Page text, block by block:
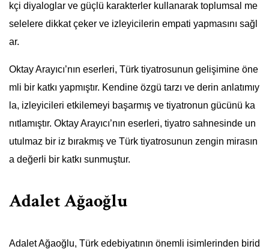
kçi diyaloglar ve güçlü karakterler kullanarak toplumsal me
selelere dikkat çeker ve izleyicilerin empati yapmasını sağl
ar.
Oktay Arayıcı’nın eserleri, Türk tiyatrosunun gelişimine öne
mli bir katkı yapmıştır. Kendine özgü tarzı ve derin anlatımıy
la, izleyicileri etkilemeyi başarmış ve tiyatronun gücünü ka
nıtlamıştır. Oktay Arayıcı’nın eserleri, tiyatro sahnesinde un
utulmaz bir iz bırakmış ve Türk tiyatrosunun zengin mirasın
a değerli bir katkı sunmuştur.
Adalet Ağaoğlu
Adalet Ağaoğlu, Türk edebiyatının önemli isimlerinden birid